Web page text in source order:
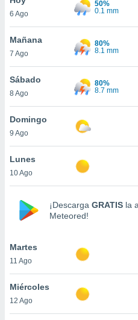
y
en
más
de
cookies
aceptar
de
sitio
6 Ago
50%
0.1 mm
Mañana
7 Ago
80%
8.1 mm
Sábado
8 Ago
80%
8.7 mm
Domingo
9 Ago
Lunes
10 Ago
¡Descarga GRATIS la
Meteored!
Martes
11 Ago
Miércoles
12 Ago